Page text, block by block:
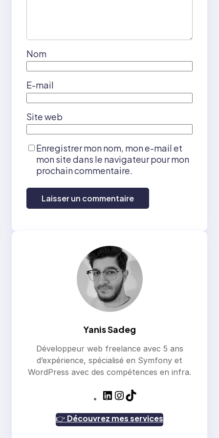
Nom
E-mail
Site web
Enregistrer mon nom, mon e-mail et
mon site dans le navigateur pour mon
prochain commentaire.
Yanis Sadeg
Développeur web freelance avec 5 ans
d’expérience, spécialisé en Symfony et
WordPress avec des compétences en infra.
L
n
k
I
n
s
t
k
T
👉 Découvrez mes services